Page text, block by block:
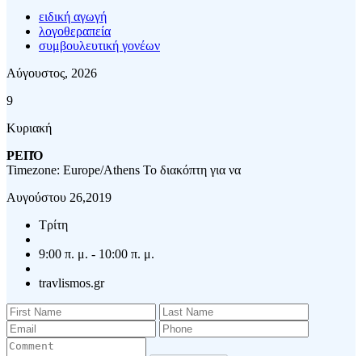
ειδική αγωγή
λογοθεραπεία
συμβουλευτική γονέων
Αύγουστος, 2026
9
Κυριακή
ΡΕΠΌ
Timezone: Europe/Athens Το διακόπτη για να
Αυγούστου 26,2019
Τρίτη
9:00 π. μ. - 10:00 π. μ.
travlismos.gr